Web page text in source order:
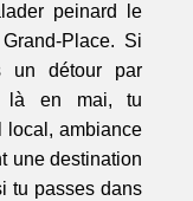
peinard le
Place. Si
un détour par
là en mai, tu
local, ambiance
une destination
tu passes dans